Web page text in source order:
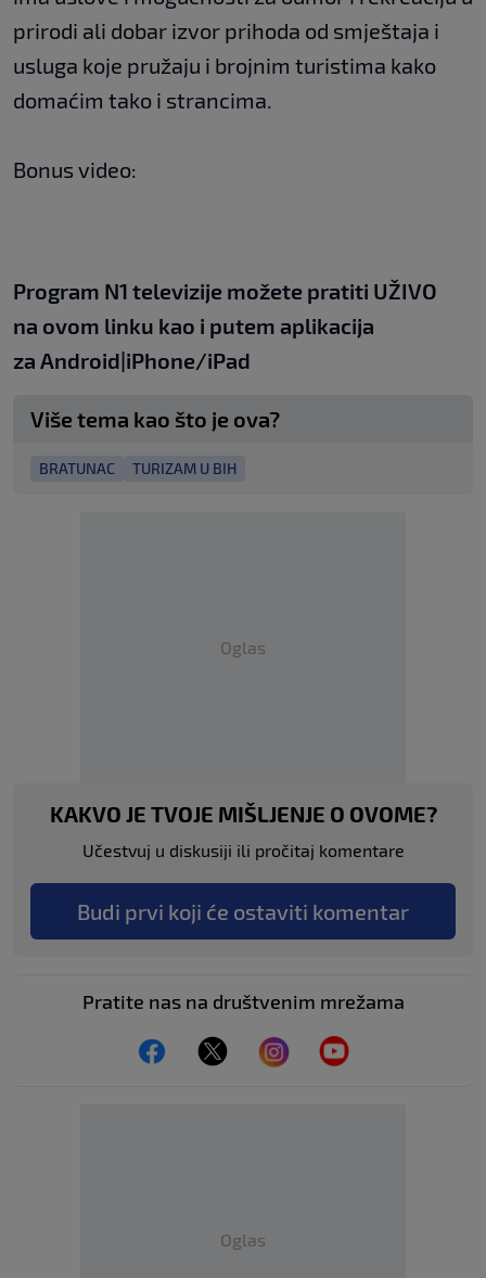
prirodi ali dobar izvor prihoda od smještaja i
usluga koje pružaju i brojnim turistima kako
domaćim tako i strancima.
Bonus video:
Program N1 televizije možete pratiti UŽIVO
na ovom linku kao i putem aplikacija
za Android|iPhone/iPad
Više tema kao što je ova?
BRATUNAC TURIZAM U BIH
Oglas
KAKVO JE TVOJE MIŠLJENJE O OVOME?
Učestvuj u diskusiji ili pročitaj komentare
Budi prvi koji će ostaviti komentar
Pratite nas na društvenim mrežama
Oglas